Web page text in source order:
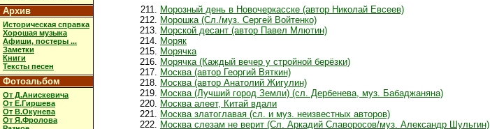
Архив
Историческая справка
Хорошая музыка
Афиши, постеры ...
Заметки
Книги
Тексты песен
Фотоальбом
От Д.Анискевича
От Е.Гиршева
От В.Окунева
От Я.Фролова
Морозный день в Новочеркасске (автор Николай Евсеев)
Морошка (Сл./муз. Сергей Войтенко)
Морской десант (автор Павел Млютин)
Моряк
Морячка
Морячка (Каждый вечер у стройной берёзки)
Москва (автор Георгий Вяткин)
Москва (автор Анатолий Жигулин)
Москва (Лучший город Земли) (сл. Дербенева, муз. Бабаджаняна)
Москва алеет, Китай вдали
Москва златоглавая (сл. и муз. неизвестных авторов)
Москва слезам не верит (Сл. Аркадий Славоросов/муз. Александр Шульгин)